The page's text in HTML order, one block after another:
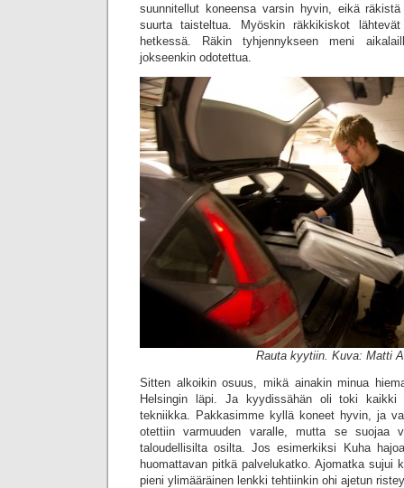
suunnitellut koneensa varsin hyvin, eikä
suurta taisteltua. Myöskin räkkikiskot
hetkessä. Räkin tyhjennykseen meni
jokseenkin odotettua.
Rauta kyytiin. Kuva: Matti
Sitten alkoikin osuus, mikä ainakin minua
Helsingin läpi. Ja kyydissähän oli toki kaikki
tekniikka. Pakkasimme kyllä koneet hyvin, ja
otettiin varmuuden varalle, mutta se suojaa
taloudellisilta osilta. Jos esimerkiksi Kuha
huomattavan pitkä palvelukatko. Ajomatka sujui
pieni ylimääräinen lenkki tehtiinkin ohi ajetun